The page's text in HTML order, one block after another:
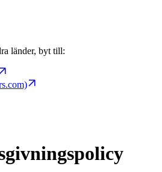
länder, byt till: